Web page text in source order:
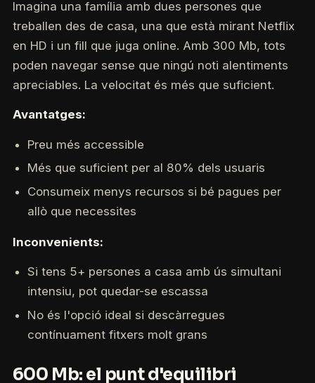
Imagina una família amb dues persones que
treballen des de casa, una que està mirant Netflix
en HD i un fill que juga online. Amb 300 Mb, tots
poden navegar sense que ningú noti alentiments
apreciables. La velocitat és més que suficient.
Avantatges:
Preu més accessible
Més que suficient per al 80% dels usuaris
Consumeix menys recursos si bé pagues per
allò que necessites
Inconvenients:
Si tens 5+ persones a casa amb ús simultani
intensiu, pot quedar-se escassa
No és l'opció ideal si descàrregues
contínuament fitxers molt grans
600 Mb: el punt d'equilibri